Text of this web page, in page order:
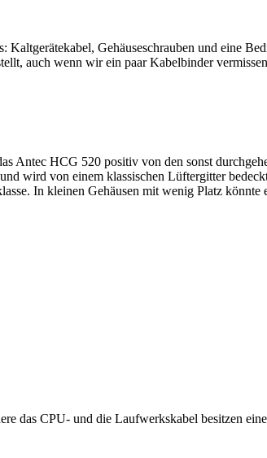
Gehäuseschrauben und eine
auch wenn wir ein paar Kabelbinder
Antec HCG 520 positiv von den sonst
wird von einem klassischen Lüftergitter
In kleinen Gehäusen mit wenig Platz
das CPU- und die Laufwerkskabel besitzen